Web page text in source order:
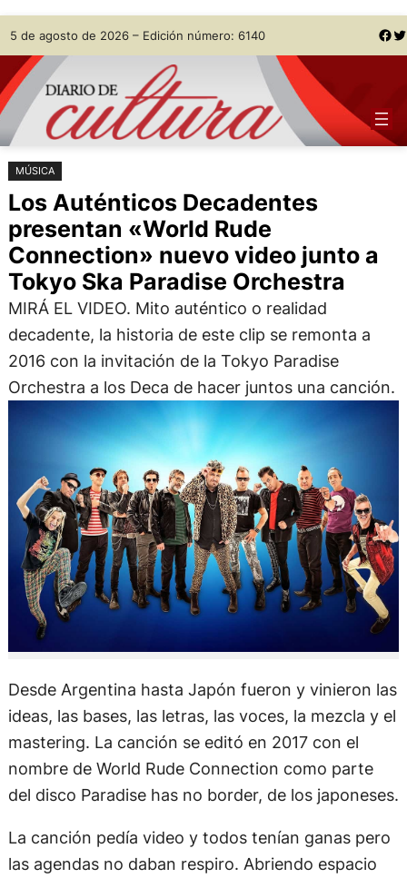
Saltar
al
contenido
Skip
to
content
5 de agosto de 2026 – Edición número: 6140 Facebook Twitter
MÚSICA
Los Auténticos Decadentes
presentan «World Rude
Connection» nuevo video junto a
Tokyo Ska Paradise Orchestra
MIRÁ EL VIDEO. Mito auténtico o realidad
decadente, la historia de este clip se remonta a
2016 con la invitación de la Tokyo Paradise
Orchestra a los Deca de hacer juntos una canción.
Desde Argentina hasta Japón fueron y vinieron las
ideas, las bases, las letras, las voces, la mezcla y el
mastering. La canción se editó en 2017 con el
nombre de World Rude Connection como parte
del disco Paradise has no border, de los japoneses.
La canción pedía video y todos tenían ganas pero
las agendas no daban respiro. Abriendo espacio